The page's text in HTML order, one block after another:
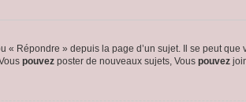
Répondre » depuis la page d’un sujet. Il se peut
pouvez poster de nouveaux sujets, Vous pouvez